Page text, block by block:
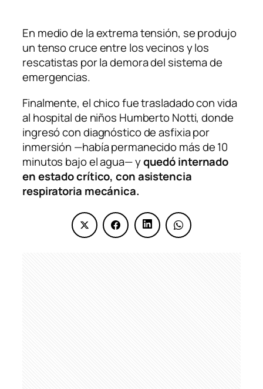
En medio de la extrema tensión, se produjo
un tenso cruce entre los vecinos y los
rescatistas por la demora del sistema de
emergencias.
Finalmente, el chico fue trasladado con vida
al hospital de niños Humberto Notti, donde
ingresó con diagnóstico de asfixia por
inmersión —había permanecido más de 10
minutos bajo el agua— yquedó internado
en estado crítico, con asistencia
respiratoria mecánica.